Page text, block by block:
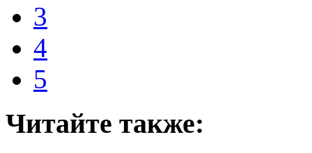
3
4
5
Читайте также: